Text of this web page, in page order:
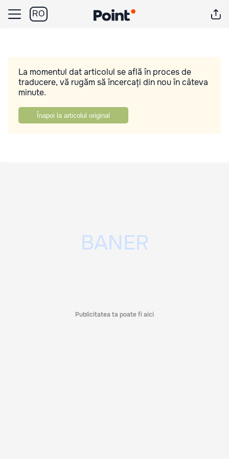
RO
La momentul dat articolul se află în proces de
traducere, vă rugăm să încercați din nou în câteva
minute.
Înapoi la articolul original
Publicitatea ta poate fi aici